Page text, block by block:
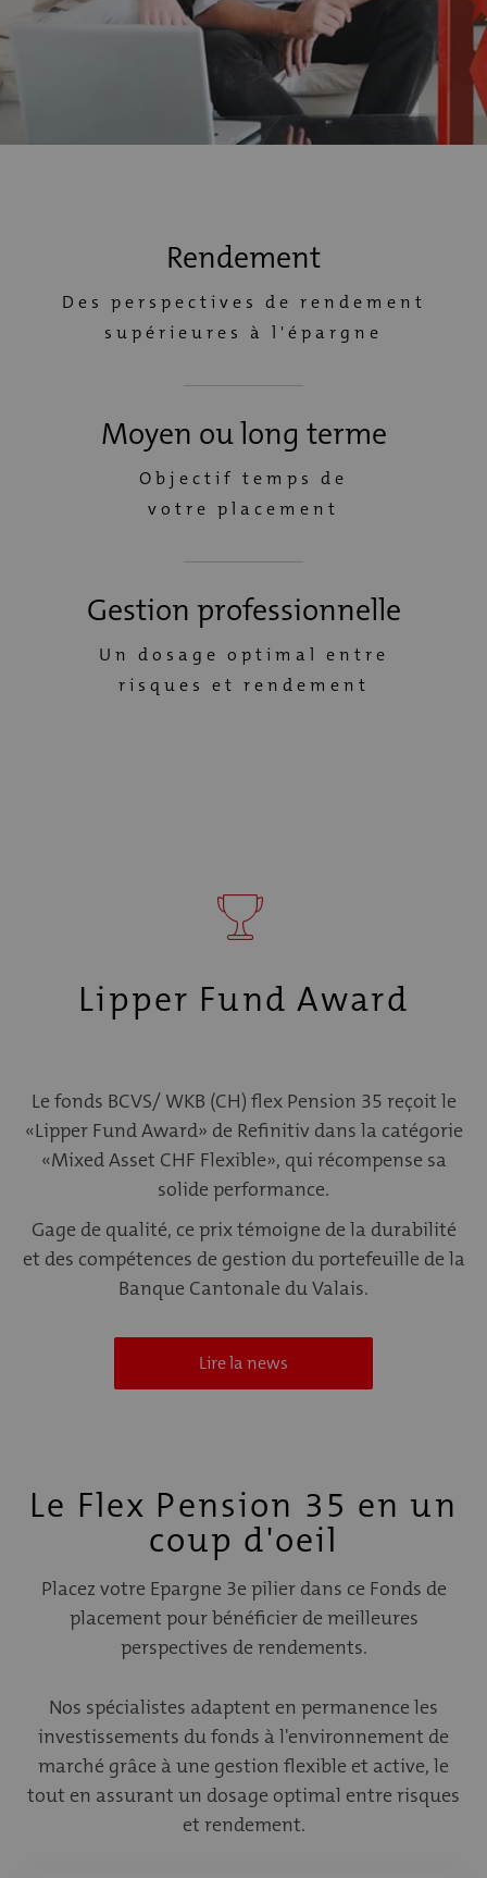
Rendement
Des perspectives de rendement
supérieures à l'épargne
Moyen ou long terme
Objectif temps de
votre placement
Gestion professionnelle
Un dosage optimal entre
risques et rendement
Lipper Fund Award
Le fonds BCVS/ WKB (CH) flex Pension 35 reçoit le
«Lipper Fund Award» de Refinitiv dans la catégorie
«Mixed Asset CHF Flexible», qui récompense sa
solide performance.
Gage de qualité, ce prix témoigne de la durabilité
et des compétences de gestion du portefeuille de la
Banque Cantonale du Valais.
Lire la news
Le Flex Pension 35 en un
coup d'oeil
Placez votre Epargne 3e pilier dans ce Fonds de
placement pour bénéficier de meilleures
perspectives de rendements.
Nos spécialistes adaptent en permanence les
investissements du fonds à l'environnement de
marché grâce à une gestion flexible et active, le
tout en assurant un dosage optimal entre risques
et rendement.